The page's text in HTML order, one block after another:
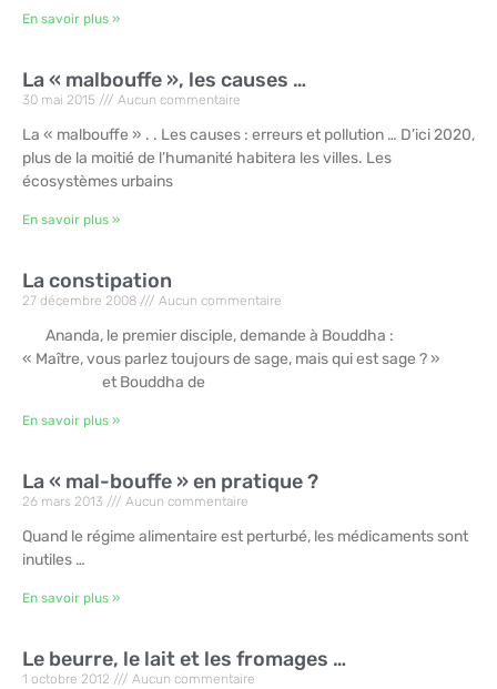
En savoir plus »
La « malbouffe », les causes …
30 mai 2015 Aucun commentaire
La « malbouffe » . . Les causes : erreurs et pollution … D’ici 2020,
plus de la moitié de l’humanité habitera les villes. Les
écosystèmes urbains
En savoir plus »
La constipation
27 décembre 2008 Aucun commentaire
Ananda, le premier disciple, demande à Bouddha :
« Maître, vous parlez toujours de sage, mais qui est sage ? »
et Bouddha de
En savoir plus »
La « mal-bouffe » en pratique ?
26 mars 2013 Aucun commentaire
Quand le régime alimentaire est perturbé, les médicaments sont
inutiles …
En savoir plus »
Le beurre, le lait et les fromages …
1 octobre 2012 Aucun commentaire